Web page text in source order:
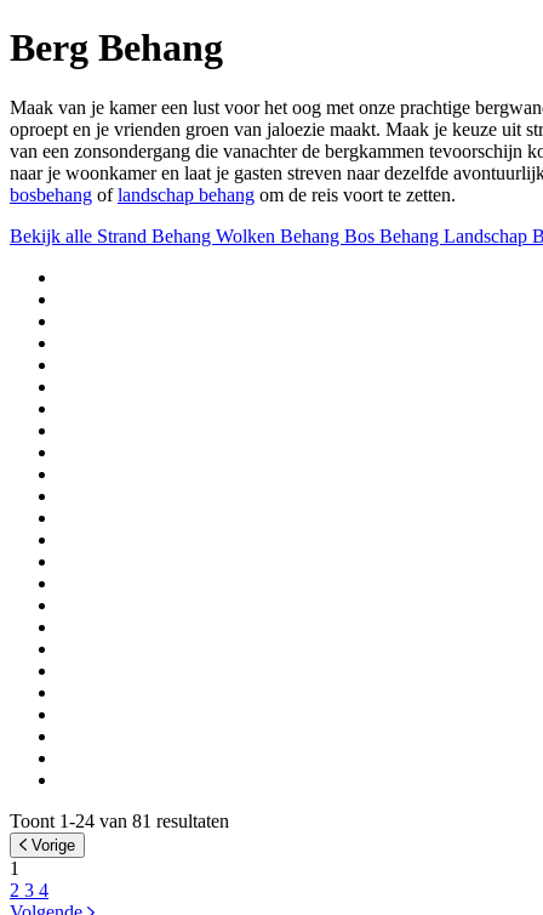
Berg Behang
Maak van je kamer een lust voor het oog met onze prachtige
oproept en je vrienden groen van jaloezie maakt. Maak je keuze uit
van een zonsondergang die vanachter de bergkammen tevoorschijn
naar je woonkamer en laat je gasten streven naar dezelfde
bosbehang oflandschap behang om de reis voort te zetten.
Bekijk alle Strand Behang Wolken Behang Bos Behang Landschap
Toont 1-24 van 81 resultaten
Vorige
1
2 3 4